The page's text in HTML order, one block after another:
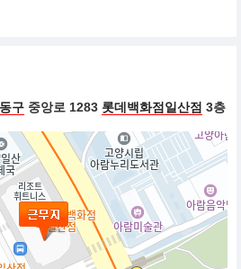
구 중앙로 1283 롯데백화점일산점 3층